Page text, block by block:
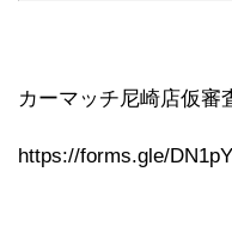
カーマッチ尼崎店仮審
https://forms.gle/